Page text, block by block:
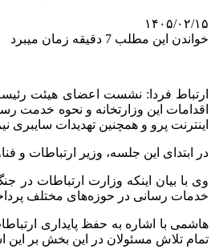
۱۴۰۵/۰۲/۱۵
خواندن این مطلب 7 دقیقه زمان میبرد
اقدامات این وزارتخانه و نحوه خدمت
اینترنت پرو و همچنین تهدیدات
در ابتدای این جلسه، وزیر ارتباطات و
وی با بیان اینکه وزارت ارتباطات در
خدمات رسانی در حوزه‌های مختلف
هاشمی با اشاره به حفظ پایداری
تمام تلاش مسئولان در این بخش بر